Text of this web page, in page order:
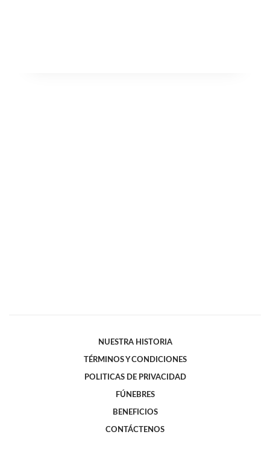
NUESTRA HISTORIA
TÉRMINOS Y CONDICIONES
POLITICAS DE PRIVACIDAD
FÚNEBRES
BENEFICIOS
CONTÁCTENOS